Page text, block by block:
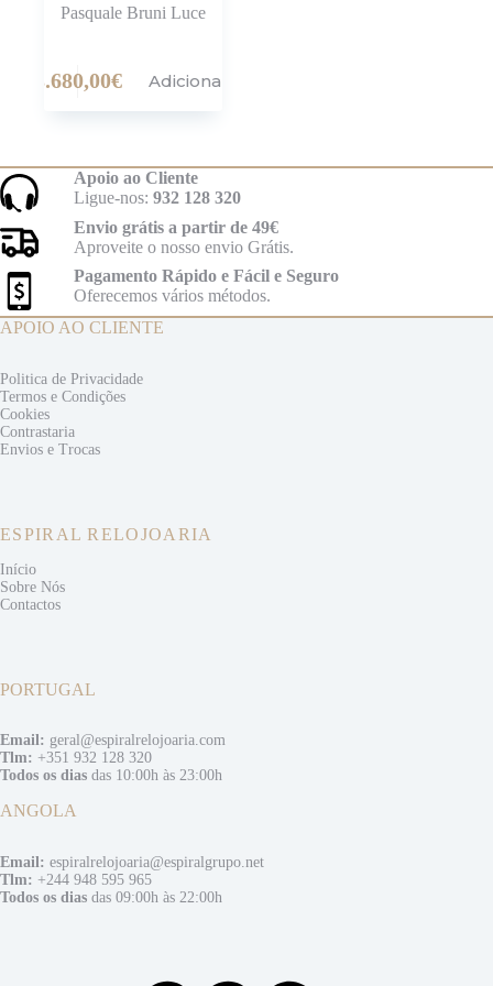
Pasquale Bruni Luce
3.680,00€ Adicionar
Apoio ao Cliente
Ligue-nos: 932 128 320
Envio grátis a partir de 49€
Aproveite o nosso envio Grátis.
Pagamento Rápido e Fácil e Seguro
Oferecemos vários métodos.
APOIO AO CLIENTE
Politica de Privacidade
Termos e Condições
Cookies
Contrastaria
Envios e Trocas
ESPIRAL RELOJOARIA
Início
Sobre Nós
Contactos
PORTUGAL
Email: geral@espiralrelojoaria.com
Tlm: +351 932 128 320
Todos os dias das 10:00h às 23:00h
ANGOLA
Email: espiralrelojoaria@espiralgrupo.net
Tlm: +244 948 595 965
Todos os dias das 09:00h às 22:00h